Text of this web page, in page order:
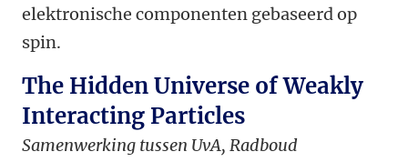
elektronische componenten gebaseerd op
spin.
The Hidden Universe of Weakly
Interacting Particles
Samenwerking tussen UvA, Radboud